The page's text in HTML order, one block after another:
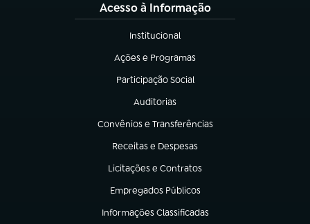
Acesso à Informação
Institucional
(abre em nova aba)
Ações e Programas
(abre em nova aba)
Participação Social
(abre em nova aba)
Auditorias
(abre em nova aba)
Convênios e Transferências
(abre em nova aba)
Receitas e Despesas
(abre em nova aba)
Licitações e Contratos
(abre em nova aba)
Empregados Públicos
(abre em nova aba)
Informações Classificadas
(abre em nova aba)